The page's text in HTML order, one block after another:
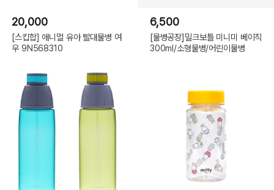
20,000
[스킵합] 애니멀 유아 빨대물병 여
우 9N568310
6,500
[물병공장]밀크보틀 미니미 베이직
300ml/소형물병/어린이물병